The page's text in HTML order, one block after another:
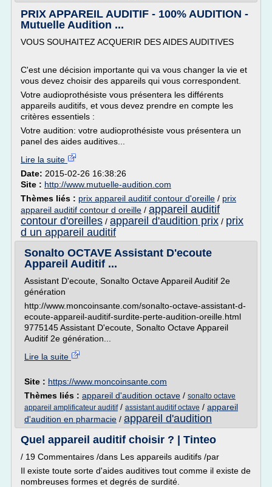
PRIX APPAREIL AUDITIF - 100% AUDITION -
Mutuelle Audition ...
VOUS SOUHAITEZ ACQUERIR DES AIDES AUDITIVES
C'est une décision importante qui va vous changer la vie et
vous devez choisir des appareils qui vous correspondent.
Votre audioprothésiste vous présentera les différents
appareils auditifs, et vous devez prendre en compte les
critères essentiels :
Votre audition: votre audioprothésiste vous présentera un
panel des aides auditives...
Lire la suite
Date: 2015-02-26 16:38:26
Site : http://www.mutuelle-audition.com
Thèmes liés : prix appareil auditif contour d'oreille / prix
appareil auditif contour d oreille / appareil auditif
contour d'oreilles / appareil d'audition prix / prix
d un appareil auditif
Sonalto OCTAVE Assistant D'ecoute
Appareil Auditif ...
Assistant D'ecoute, Sonalto Octave Appareil Auditif 2e
génération
http://www.moncoinsante.com/sonalto-octave-assistant-d-
ecoute-appareil-auditif-surdite-perte-audition-oreille.html
9775145 Assistant D'ecoute, Sonalto Octave Appareil
Auditif 2e génération...
Lire la suite
Site : https://www.moncoinsante.com
Thèmes liés : appareil d'audition octave / sonalto octave
appareil amplificateur auditif/ assistant auditif octave / appareil
d'audition en pharmacie / appareil d'audition
Quel appareil auditif choisir ? | Tinteo
/ 19 Commentaires /dans Les appareils auditifs /par
Il existe toute sorte d'aides auditives tout comme il existe de
nombreuses formes et degrés de surdité.